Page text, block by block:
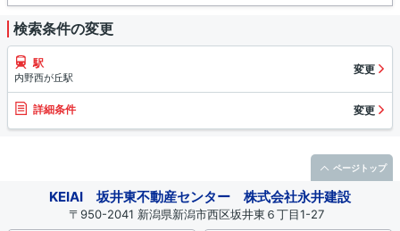
検索条件の変更
駅
内野西が丘駅
変更
詳細条件 変更
KEIAI 坂井東不動産センター 株式会社永井建設
〒950-2041 新潟県新潟市西区坂井東６丁目1-27
ページトップ